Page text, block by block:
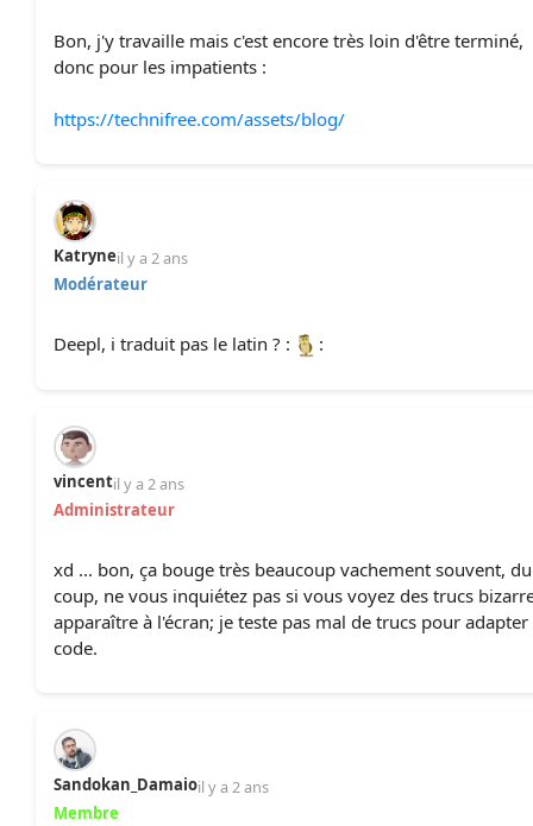
Bon, j'y travaille mais c'est encore très loin d'être terminé,
donc pour les impatients :
https://technifree.com/assets/blog/
Katryneil y a 2 ans
Modérateur
Deepl, i traduit pas le latin ? : :
vincentil y a 2 ans
Administrateur
xd ... bon, ça bouge très beaucoup vachement souvent, du
coup, ne vous inquiétez pas si vous voyez des trucs
apparaître à l'écran; je teste pas mal de trucs pour adapter
code.
Sandokan_Damaioil y a 2 ans
Membre